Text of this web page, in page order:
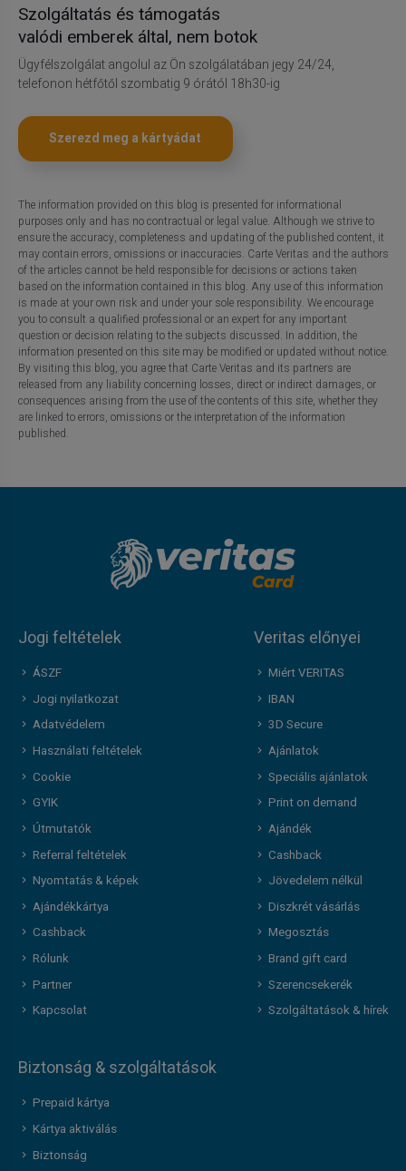
Szolgáltatás és támogatás
valódi emberek által, nem botok
Ügyfélszolgálat angolul az Ön szolgálatában jegy 24/24,
telefonon hétfőtől szombatig 9 órától 18h30-ig
Szerezd meg a kártyádat
The information provided on this blog is presented for informational
purposes only and has no contractual or legal value. Although we strive to
ensure the accuracy, completeness and updating of the published content, it
may contain errors, omissions or inaccuracies. Carte Veritas and the authors
of the articles cannot be held responsible for decisions or actions taken
based on the information contained in this blog. Any use of this information
is made at your own risk and under your sole responsibility. We encourage
you to consult a qualified professional or an expert for any important
question or decision relating to the subjects discussed. In addition, the
information presented on this site may be modified or updated without notice.
By visiting this blog, you agree that Carte Veritas and its partners are
released from any liability concerning losses, direct or indirect damages, or
consequences arising from the use of the contents of this site, whether they
are linked to errors, omissions or the interpretation of the information
published.
Jogi feltételek
ÁSZF
Jogi nyilatkozat
Adatvédelem
Használati feltételek
Cookie
GYIK
Útmutatók
Referral feltételek
Nyomtatás & képek
Ajándékkártya
Cashback
Rólunk
Partner
Kapcsolat
Veritas előnyei
Miért VERITAS
IBAN
3D Secure
Ajánlatok
Speciális ajánlatok
Print on demand
Ajándék
Cashback
Jövedelem nélkül
Diszkrét vásárlás
Megosztás
Brand gift card
Szerencsekerék
Szolgáltatások & hírek
Biztonság & szolgáltatások
Prepaid kártya
Kártya aktiválás
Biztonság